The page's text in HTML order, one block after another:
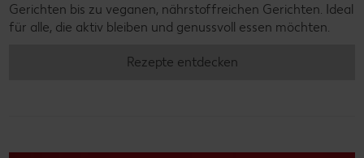
Gerichten bis zu veganen, nährstoffreichen Gerichten. Ideal
für alle, die aktiv bleiben und genussvoll essen möchten.
Rezepte entdecken